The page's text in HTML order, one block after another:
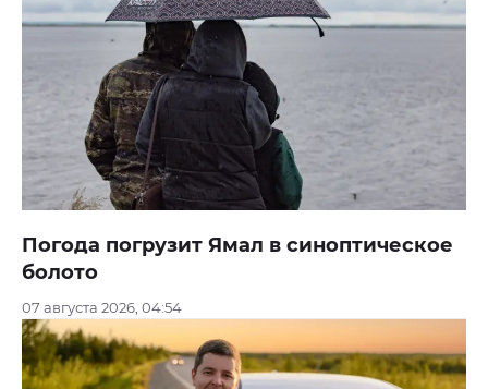
Погода погрузит Ямал в синоптическое
болото
07 августа 2026, 04:54